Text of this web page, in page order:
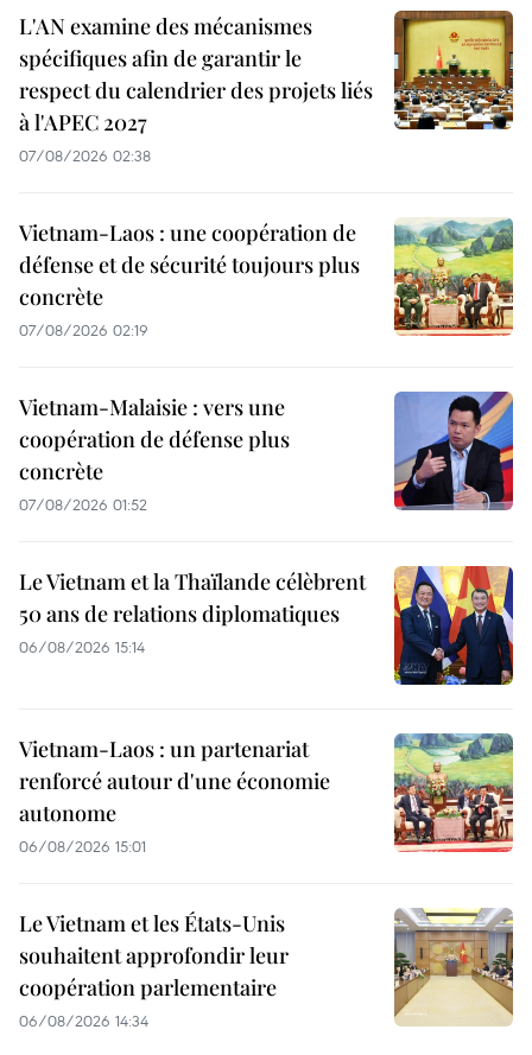
L'AN examine des mécanismes
spécifiques afin de garantir le
respect du calendrier des projets liés
à l'APEC 2027
07/08/2026 02:38
Vietnam-Laos : une coopération de
défense et de sécurité toujours plus
concrète
07/08/2026 02:19
Vietnam-Malaisie : vers une
coopération de défense plus
concrète
07/08/2026 01:52
Le Vietnam et la Thaïlande célèbrent
50 ans de relations diplomatiques
06/08/2026 15:14
Vietnam-Laos : un partenariat
renforcé autour d'une économie
autonome
06/08/2026 15:01
Le Vietnam et les États-Unis
souhaitent approfondir leur
coopération parlementaire
06/08/2026 14:34